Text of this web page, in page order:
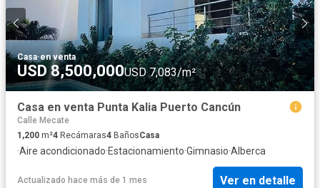
Casa·en venta
USD 8,500,000USD 7,083/m²
Casa en venta Punta Kalia Puerto Cancún
Calle Mecate
1,200 m²4 Recámaras4 BañosCasa
·Aire acondicionado·Estacionamiento·Gimnasio·Alberca
Actualizado hace más de 1 mes Ver en detalle